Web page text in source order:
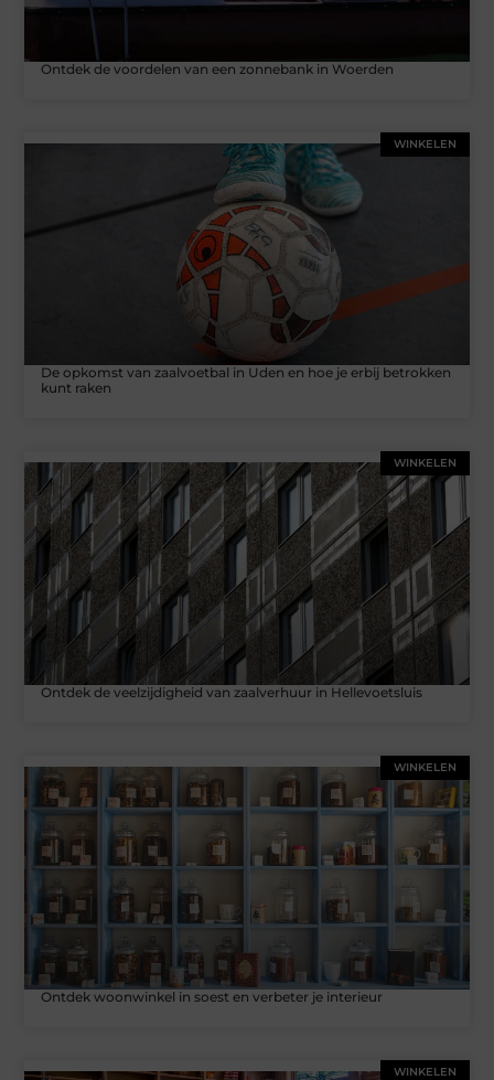
Ontdek de voordelen van een zonnebank in Woerden
WINKELEN
De opkomst van zaalvoetbal in Uden en hoe je erbij betrokken
kunt raken
WINKELEN
Ontdek de veelzijdigheid van zaalverhuur in Hellevoetsluis
WINKELEN
Ontdek woonwinkel in soest en verbeter je interieur
WINKELEN